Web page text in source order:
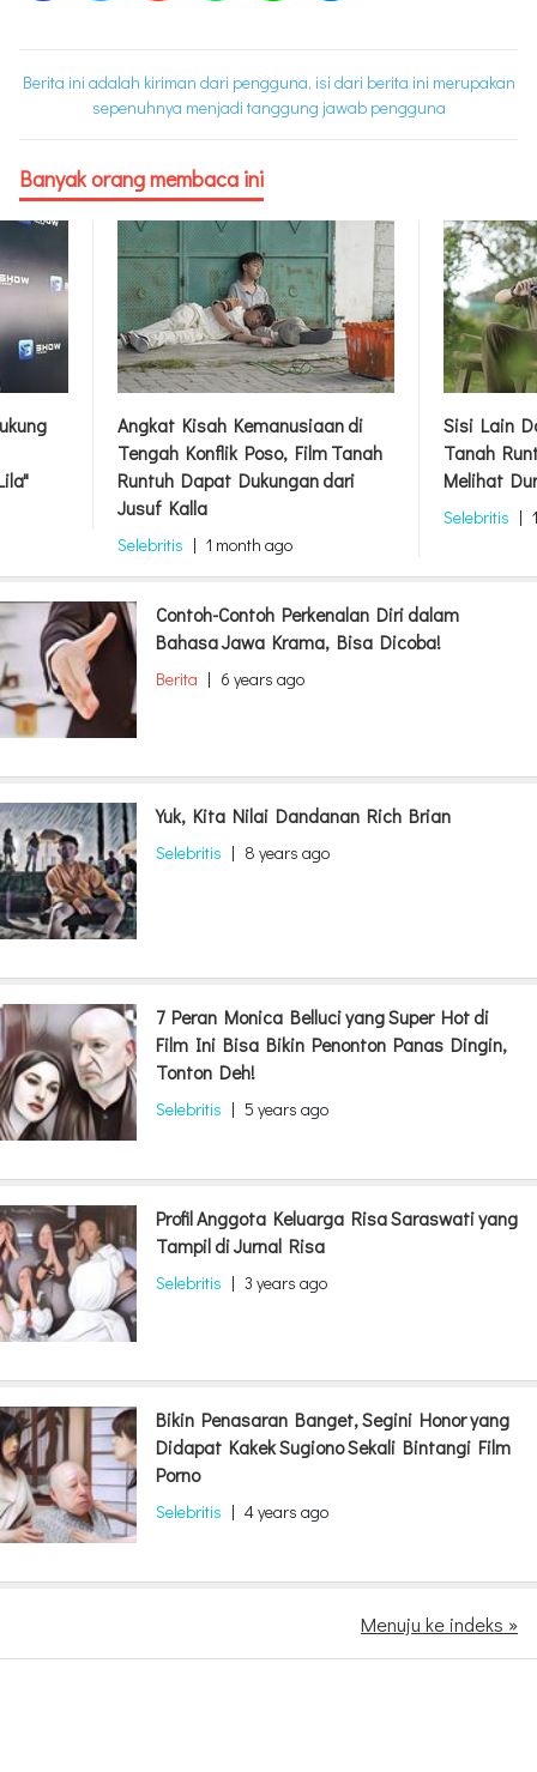
Berita ini adalah kiriman dari pengguna, isi dari berita ini merupakan
sepenuhnya menjadi tanggung jawab pengguna
Banyak orang membaca ini
Angkat Kisah Kemanusiaan di
Tengah Konflik Poso, Film Tanah
Runtuh Dapat Dukungan dari
Jusuf Kalla
Selebritis | 1 month ago
Sisi Lain
Tanah
Melihat
Selebritis |
Contoh-Contoh Perkenalan Diri dalam
Bahasa Jawa Krama, Bisa Dicoba!
Berita | 6 years ago
Yuk, Kita Nilai Dandanan Rich Brian
Selebritis | 8 years ago
7 Peran Monica Belluci yang Super Hot di
Film Ini Bisa Bikin Penonton Panas Dingin,
Tonton Deh!
Selebritis | 5 years ago
Profil Anggota Keluarga Risa Saraswati yang
Tampil di Jurnal Risa
Selebritis | 3 years ago
Bikin Penasaran Banget, Segini Honor yang
Didapat Kakek Sugiono Sekali Bintangi Film
Porno
Selebritis | 4 years ago
Menuju ke indeks »